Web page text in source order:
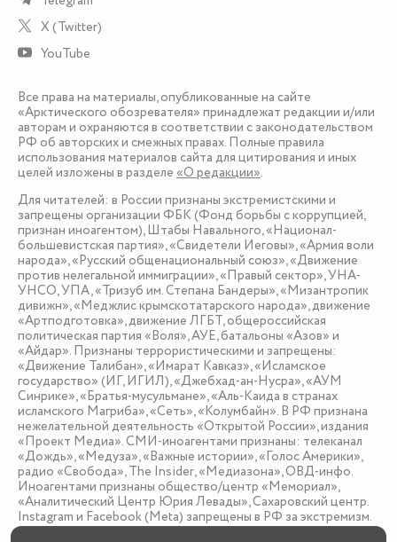
X (Twitter)
YouTube
Все права на материалы, опубликованные на сайте
«Арктического обозревателя» принадлежат редакции и/или
авторам и охраняются в соответствии с законодательством
РФ об авторских и смежных правах. Полные правила
использования материалов сайта для цитирования и иных
целей изложены в разделе «О редакции».
Для читателей: в России признаны экстремистскими и
запрещены организации ФБК (Фонд борьбы с коррупцией,
признан иноагентом), Штабы Навального, «Национал-
большевистская партия», «Свидетели Иеговы», «Армия воли
народа», «Русский общенациональный союз», «Движение
против нелегальной иммиграции», «Правый сектор», УНА-
УНСО, УПА, «Тризуб им. Степана Бандеры», «Мизантропик
дивижн», «Меджлис крымскотатарского народа», движение
«Артподготовка», движение ЛГБТ, общероссийская
политическая партия «Воля», АУЕ, батальоны «Азов» и
«Айдар». Признаны террористическими и запрещены:
«Движение Талибан», «Имарат Кавказ», «Исламское
государство» (ИГ, ИГИЛ), «Джебхад-ан-Нусра», «АУМ
Синрике», «Братья-мусульмане», «Аль-Каида в странах
исламского Магриба», «Сеть», «Колумбайн». В РФ признана
нежелательной деятельность «Открытой России», издания
«Проект Медиа». СМИ-иноагентами признаны: телеканал
«Дождь», «Медуза», «Важные истории», «Голос Америки»,
радио «Свобода», The Insider, «Медиазона», ОВД-инфо.
Иноагентами признаны общество/центр «Мемориал»,
«Аналитический Центр Юрия Левады», Сахаровский центр.
Instagram и Facebook (Metа) запрещены в РФ за экстремизм.